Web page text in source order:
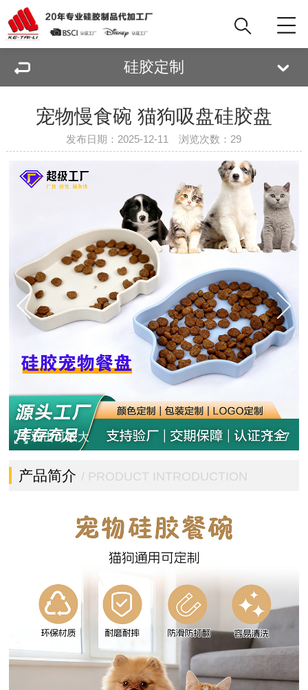
硅胶定制
宠物慢食碗 猫狗吸盘硅胶盘
发布日期：2025-12-11 浏览次数： 29
1/7
双击可放大
产品简介 / PRODUCT INTRODUCTION